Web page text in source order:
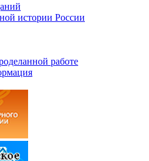
истории России
работе